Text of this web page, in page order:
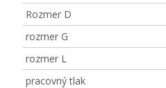
Rozmer D
rozmer G
rozmer L
pracovný tlak